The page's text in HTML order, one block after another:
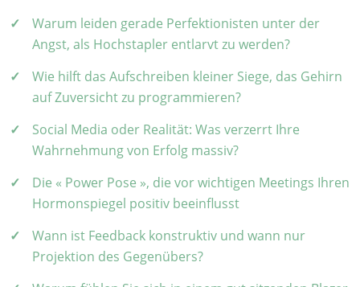
Warum leiden gerade Perfektionisten unter der
Angst, als Hochstapler entlarvt zu werden?
Wie hilft das Aufschreiben kleiner Siege, das Gehirn
auf Zuversicht zu programmieren?
Social Media oder Realität: Was verzerrt Ihre
Wahrnehmung von Erfolg massiv?
Die « Power Pose », die vor wichtigen Meetings Ihren
Hormonspiegel positiv beeinflusst
Wann ist Feedback konstruktiv und wann nur
Projektion des Gegenübers?